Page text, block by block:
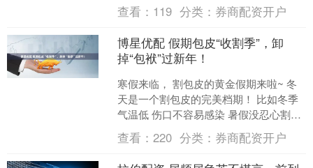
油买家的中国，按理说该越难熬才对，
这可是最基本的供需逻辑....
查看： 119 分类： 券商配资开户
博星优配 假期包皮“收割季”，卸
掉“包袱”过新年！
寒假来临， 割包皮的黄金假期来啦~ 冬
天是一个割包皮的完美档期！ 比如冬季
气温低 伤口不容易感染 暑假没忍心割的
包皮 不要再“藏”过这个假期啦！ 一 包皮
的类型....
查看：220 分类： 券商配资开户